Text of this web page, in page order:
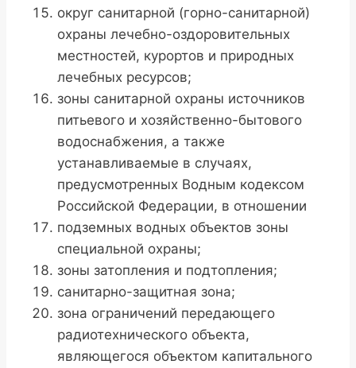
округ санитарной (горно-санитарной)
охраны лечебно-оздоровительных
местностей, курортов и природных
лечебных ресурсов;
зоны санитарной охраны источников
питьевого и хозяйственно-бытового
водоснабжения, а также
устанавливаемые в случаях,
предусмотренных Водным кодексом
Российской Федерации, в отношении
подземных водных объектов зоны
специальной охраны;
зоны затопления и подтопления;
санитарно-защитная зона;
зона ограничений передающего
радиотехнического объекта,
являющегося объектом капитального